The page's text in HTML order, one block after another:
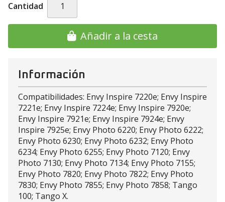
Cantidad
Añadir a la cesta
Información
Compatibilidades: Envy Inspire 7220e; Envy Inspire
7221e; Envy Inspire 7224e; Envy Inspire 7920e;
Envy Inspire 7921e; Envy Inspire 7924e; Envy
Inspire 7925e; Envy Photo 6220; Envy Photo 6222;
Envy Photo 6230; Envy Photo 6232; Envy Photo
6234; Envy Photo 6255; Envy Photo 7120; Envy
Photo 7130; Envy Photo 7134; Envy Photo 7155;
Envy Photo 7820; Envy Photo 7822; Envy Photo
7830; Envy Photo 7855; Envy Photo 7858; Tango
100; Tango X.